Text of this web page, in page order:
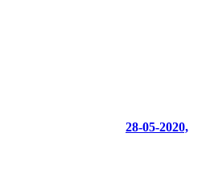
28-05-2020,